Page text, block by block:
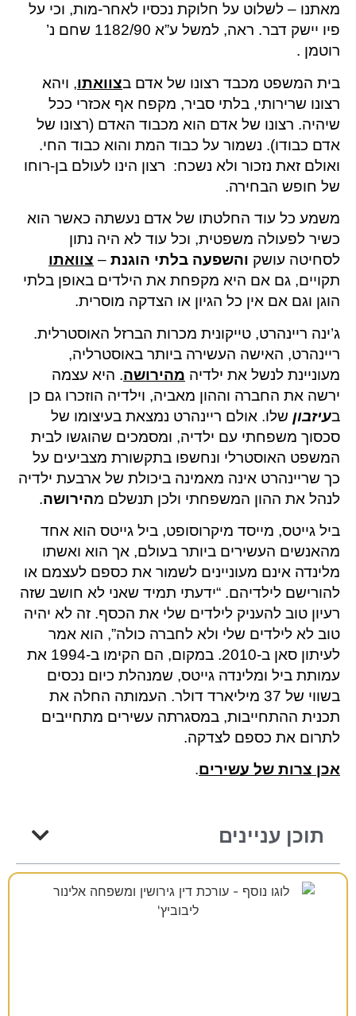
מאתנו – לשלוט על חלוקת נכסיו לאחר-מות, וכי על
פיו יישק דבר. ראה, למשל ע”א 1182/90 שחם נ’
רוטמן .
בית המשפט מכבד רצונו של אדם בצוואתו, ויהא
רצונו שרירותי, בלתי סביר, מקפח אף אכזרי ככל
שיהיה. רצונו של אדם הוא מכבוד האדם (רצונו של
אדם כבודו). נשמור על כבוד המת והוא כבוד החי.
ואולם זאת נזכור ולא נשכח: רצון הינו לעולם בן-רוחו
של חופש הבחירה.
משמע כל עוד החלטתו של אדם נעשתה כאשר הוא
כשיר לפעולה משפטית, וכל עוד לא היה נתון
לסחיטה עושק והשפעה בלתי הוגנת – צוואתו
תקויים, גם אם היא מקפחת את הילדים באופן בלתי
הוגן וגם אם אין כל הגיון או הצדקה מוסרית.
ג’ינה ריינהרט, טייקונית מכרות הברזל האוסטרלית.
ריינהרט, האישה העשירה ביותר באוסטרליה,
מעוניינת לנשל את ילדיה מהירושה. היא עצמה
ירשה את החברה וההון מאביה, וילדיה הוזכרו גם כן
בעיזבון שלו. אולם ריינהרט נמצאת בעיצומו של
סכסוך משפחתי עם ילדיה, ומסמכים שהוגשו לבית
המשפט האוסטרלי ונחשפו בתקשורת מצביעים על
כך שריינהרט אינה מאמינה ביכולת של ארבעת ילדיה
לנהל את ההון המשפחתי ולכן תנשלם מהירושה.
ביל גייטס, מייסד מיקרוסופט, ביל גייטס הוא אחד
מהאנשים העשירים ביותר בעולם, אך הוא ואשתו
מלינדה אינם מעוניינים לשמור את כספם לעצמם או
להורישם לילדיהם. “ידעתי תמיד שאני לא חושב שזה
רעיון טוב להעניק לילדים שלי את הכסף. זה לא יהיה
טוב לא לילדים שלי ולא לחברה כולה”, הוא אמר
לעיתון סאן ב-2010. במקום, הם הקימו ב-1994 את
עמותת ביל ומלינדה גייטס, שמנהלת כיום נכסים
בשווי של 37 מיליארד דולר. העמותה החלה את
תכנית ההתחייבות, במסגרתה עשירים מתחייבים
לתרום את כספם לצדקה.
אכן צרות של עשירים.
תוכן עניינים